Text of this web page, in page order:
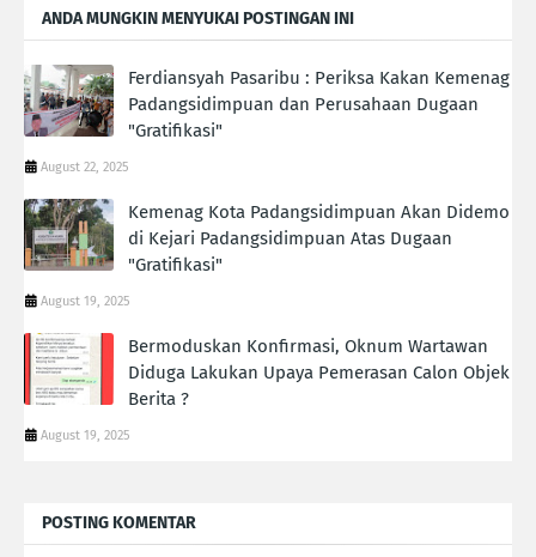
ANDA MUNGKIN MENYUKAI POSTINGAN INI
Ferdiansyah Pasaribu : Periksa Kakan Kemenag
Padangsidimpuan dan Perusahaan Dugaan
"Gratifikasi"
August 22, 2025
Kemenag Kota Padangsidimpuan Akan Didemo
di Kejari Padangsidimpuan Atas Dugaan
"Gratifikasi"
August 19, 2025
Bermoduskan Konfirmasi, Oknum Wartawan
Diduga Lakukan Upaya Pemerasan Calon Objek
Berita ?
August 19, 2025
POSTING KOMENTAR